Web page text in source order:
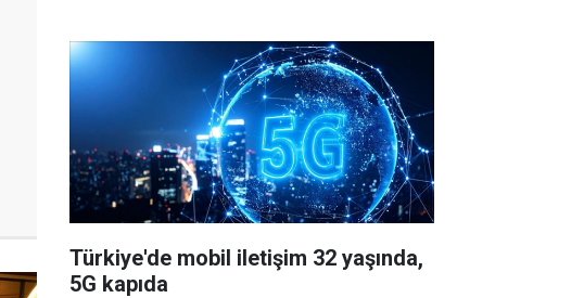
Türkiye'de mobil iletişim 32 yaşında,
5G kapıda